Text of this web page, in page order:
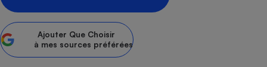
Ajouter Que Choisir
à mes sources préférées